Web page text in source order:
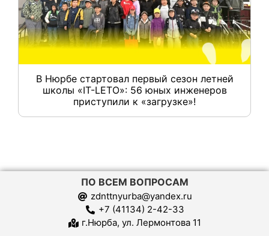
В Нюрбе стартовал первый сезон летней
школы «IT-LETO»: 56 юных инженеров
приступили к «загрузке»!
ПО ВСЕМ ВОПРОСАМ
zdnttnyurba@yandex.ru
+7 (41134) 2-42-33
г.Нюрба, ул. Лермонтова 11